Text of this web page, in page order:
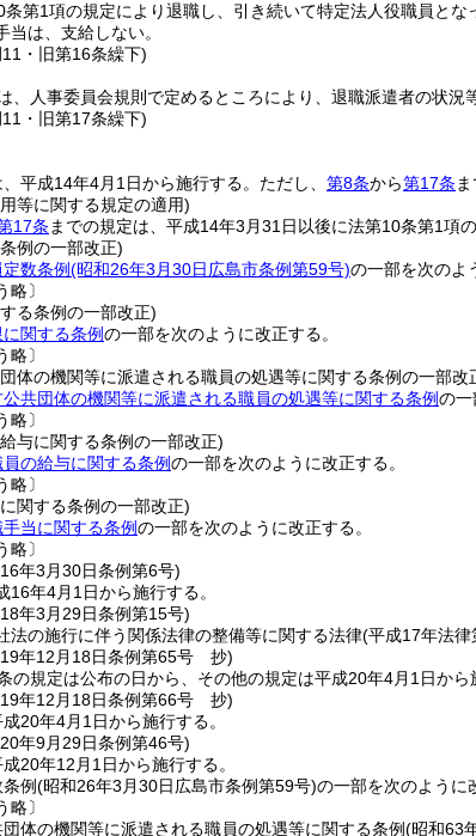
第1項の規定により退職し、引き続いて特定法人役職員とな
当は、支給しない。
・旧第16条繰下)
、人事委員会規則で定めるところにより、退職派遣者の状況
・旧第17条繰下)
平成14年4月1日から施行する。 ただし、 第8条から第17条
等に関する規定の適用)
17条 までの規定は、平成14年3月31日以後に法第10条第1項
例の一部改正)
数条例(昭和26年3月30日広島市条例第59号)の一部を次のよ
略〕
る条例の一部改正)
関する条例の一部を次のように改正する。
略〕
体の機関等に派遣される職員の処遇等に関する条例の一部改
共団体の機関等に派遣される職員の処遇等に関する条例の一
略〕
与に関する条例の一部改正)
の給与に関する条例の一部を次のように改正する。
略〕
関する条例の一部改正)
当に関する条例の一部を次のように改正する。
略〕
年3月30日条例第6号)
16年4月1日から施行する。
年3月29日条例第15号)
法の施行に伴う関係法律の整備等に関する法律(平成17年法律
年12月18日条例第65号 抄)
の規定は公布の日から、その他の規定は平成20年4月1日から
年12月18日条例第66号 抄)
20年4月1日から施行する。
年9月29日条例第46号)
20年12月1日から施行する。
例(昭和26年3月30日広島市条例第59号)の一部を次のように
略〕
体の機関等に派遣される職員の処遇等に関する条例(昭和63